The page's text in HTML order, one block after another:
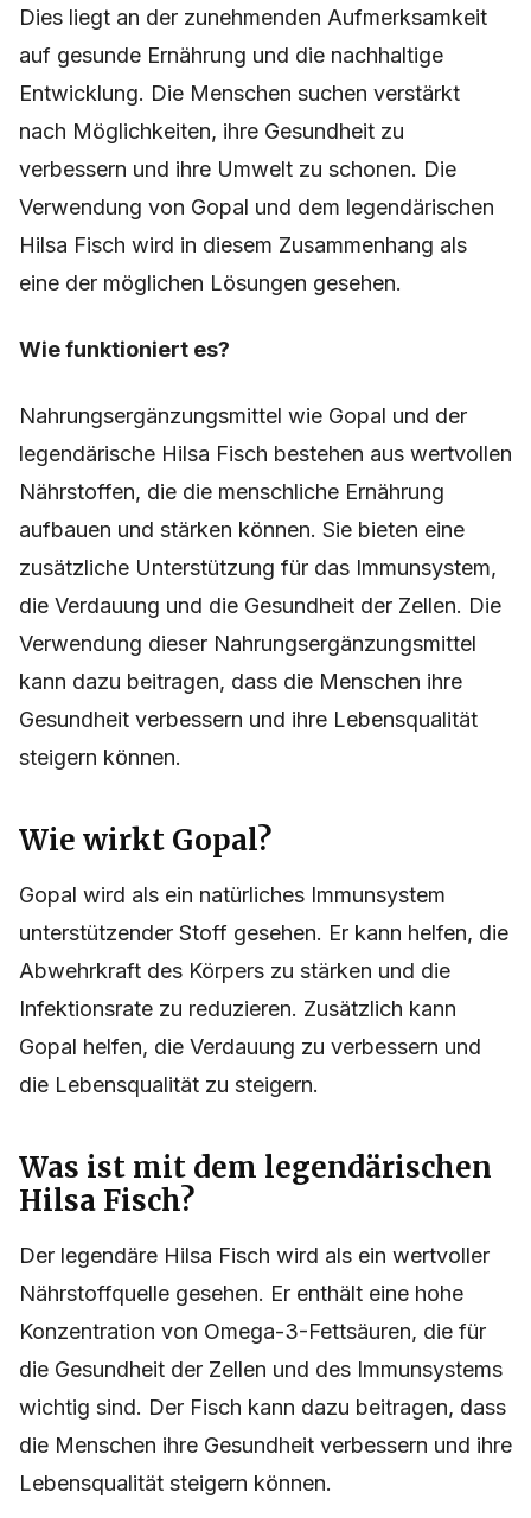
Dies liegt an der zunehmenden Aufmerksamkeit
auf gesunde Ernährung und die nachhaltige
Entwicklung. Die Menschen suchen verstärkt
nach Möglichkeiten, ihre Gesundheit zu
verbessern und ihre Umwelt zu schonen. Die
Verwendung von Gopal und dem legendärischen
Hilsa Fisch wird in diesem Zusammenhang als
eine der möglichen Lösungen gesehen.
Wie funktioniert es?
Nahrungsergänzungsmittel wie Gopal und der
legendärische Hilsa Fisch bestehen aus wertvollen
Nährstoffen, die die menschliche Ernährung
aufbauen und stärken können. Sie bieten eine
zusätzliche Unterstützung für das Immunsystem,
die Verdauung und die Gesundheit der Zellen. Die
Verwendung dieser Nahrungsergänzungsmittel
kann dazu beitragen, dass die Menschen ihre
Gesundheit verbessern und ihre Lebensqualität
steigern können.
Wie wirkt Gopal?
Gopal wird als ein natürliches Immunsystem
unterstützender Stoff gesehen. Er kann helfen, die
Abwehrkraft des Körpers zu stärken und die
Infektionsrate zu reduzieren. Zusätzlich kann
Gopal helfen, die Verdauung zu verbessern und
die Lebensqualität zu steigern.
Was ist mit dem legendärischen
Hilsa Fisch?
Der legendäre Hilsa Fisch wird als ein wertvoller
Nährstoffquelle gesehen. Er enthält eine hohe
Konzentration von Omega-3-Fettsäuren, die für
die Gesundheit der Zellen und des Immunsystems
wichtig sind. Der Fisch kann dazu beitragen, dass
die Menschen ihre Gesundheit verbessern und ihre
Lebensqualität steigern können.